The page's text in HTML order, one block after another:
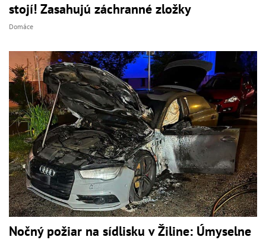
stojí! Zasahujú záchranné zložky
Domáce
Nočný požiar na sídlisku v Žiline: Úmyselne